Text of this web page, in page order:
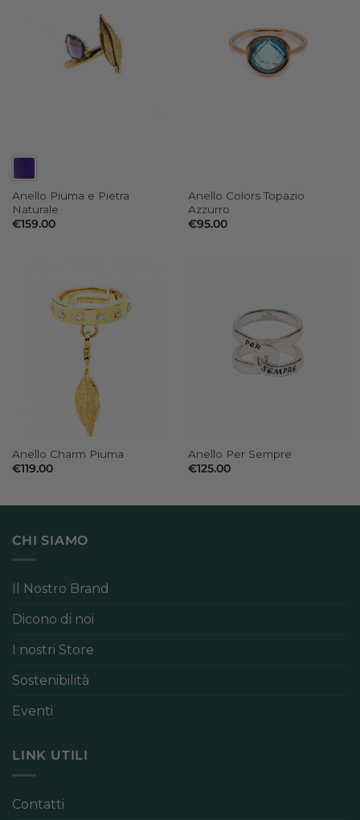
Anello Piuma e Pietra
Naturale
€159.00
Anello Colors Topazio
Azzurro
€95.00
Anello Charm Piuma
€119.00
Anello Per Sempre
€125.00
CHI SIAMO
Il Nostro Brand
Dicono di noi
I nostri Store
Sostenibilità
Eventi
LINK UTILI
Contatti